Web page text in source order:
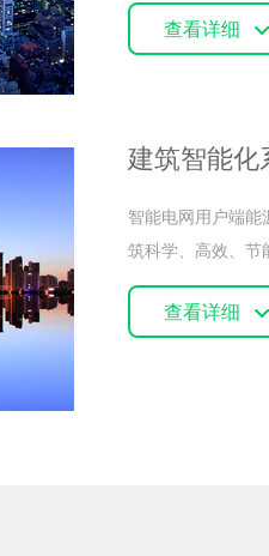
查看详细
建筑智能化
智能电网用户端能
筑科学、高效、节
查看详细